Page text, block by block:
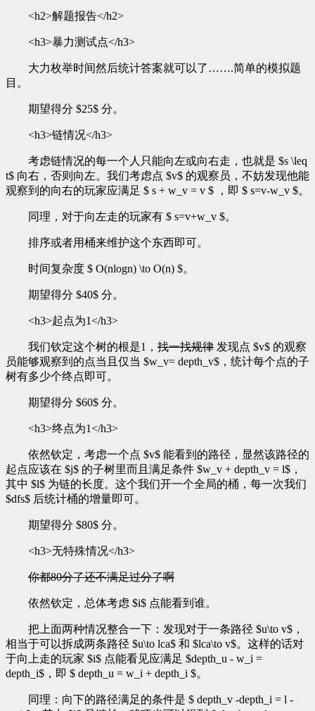
<h2>解题报告</h2>
<h3>暴力测试点</h3>
大力枚举时间然后统计答案就可以了…….简单的模拟题
目。
期望得分 $25$ 分。
<h3>链情况</h3>
考虑链情况的每一个人只能向左或向右走，也就是 $s \leq
t$ 向右，否则向左。我们考虑点 $v$ 的观察员，不妨发现他能
观察到的向右的玩家应满足 $ s + w_v = v $ ，即 $ s=v-w_v $。
同理，对于向左走的玩家有 $ s=v+w_v $。
排序或者用桶来维护这个东西即可。
时间复杂度 $ O(nlogn) \to O(n) $。
期望得分 $40$ 分。
<h3>起点为1</h3>
我们钦定这个树的根是1， 找一找规律 发现点 $v$ 的观察
员能够观察到的点当且仅当 $w_v= depth_v$，统计每个点的子
树有多少个终点即可。
期望得分 $60$ 分。
<h3>终点为1</h3>
依然钦定，考虑一个点 $v$ 能看到的路径，显然该路径的
起点应该在 $j$ 的子树里而且满足条件 $w_v + depth_v = l$，
其中 $l$ 为链的长度。这个我们开一个全局的桶，每一次我们
$dfs$ 后统计桶的增量即可。
期望得分 $80$ 分。
<h3>无特殊情况</h3>
你都80分了还不满足过分了啊
依然钦定，总体考虑 $i$ 点能看到谁。
把上面两种情况整合一下：发现对于一条路径 $u\to v$，
相当于可以拆成两条路径 $u\to lca$ 和 $lca\to v$。这样的话对
于向上走的玩家 $i$ 点能看见应满足 $depth_u - w_i =
depth_i$，即 $ depth_u = w_i + depth_i $。
同理：向下的路径满足的条件是 $ depth_v -depth_i = l -